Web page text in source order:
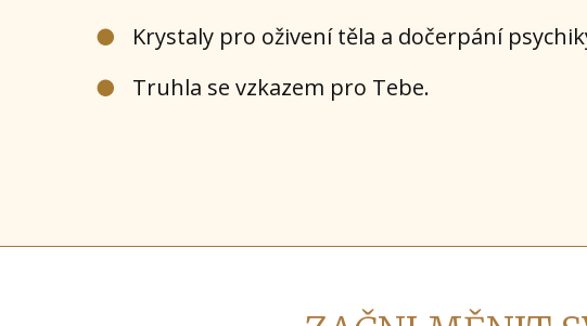
Krystaly pro oživení těla a dočerpání
Truhla se vzkazem pro Tebe.